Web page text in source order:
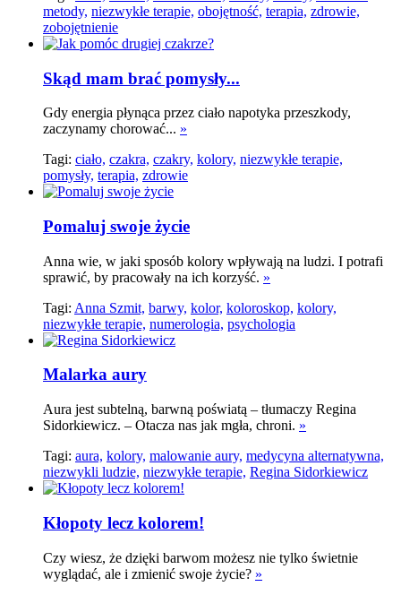
metody, niezwykłe terapie, obojętność, terapia, zdrowie,
zobojętnienie
Skąd mam brać pomysły...
Gdy energia płynąca przez ciało napotyka przeszkody,
zaczynamy chorować... »
Tagi: ciało, czakra, czakry, kolory, niezwykłe terapie,
pomysły, terapia, zdrowie
Pomaluj swoje życie
Anna wie, w jaki sposób kolory wpływają na ludzi. I potrafi
sprawić, by pracowały na ich korzyść. »
Tagi: Anna Szmit, barwy, kolor, koloroskop, kolory,
niezwykłe terapie, numerologia, psychologia
Malarka aury
Aura jest subtelną, barwną poświatą – tłumaczy Regina
Sidorkiewicz. – Otacza nas jak mgła, chroni. »
Tagi: aura, kolory, malowanie aury, medycyna alternatywna,
niezwykli ludzie, niezwykłe terapie, Regina Sidorkiewicz
Kłopoty lecz kolorem!
Czy wiesz, że dzięki barwom możesz nie tylko świetnie
wyglądać, ale i zmienić swoje życie? »